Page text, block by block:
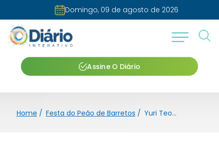
Domingo, 09 de agosto de 2026
Assine O Diário
Home / Festa do Peão de Barretos / Yuri Teodoro Silva é campeão do 32º Barretos International Rodeo no Cutiano